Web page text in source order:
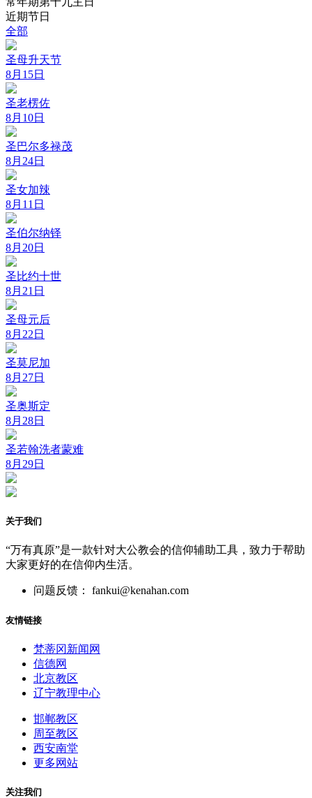
近期节日
全部
圣母升天节
8月15日
圣老楞佐
8月10日
圣巴尔多禄茂
8月24日
圣女加辣
8月11日
圣伯尔纳铎
8月20日
圣比约十世
8月21日
圣母元后
8月22日
圣莫尼加
8月27日
圣奥斯定
8月28日
圣若翰洗者蒙难
8月29日
关于我们
“万有真原”是一款针对大公教会的信仰辅助工具，致力于帮助
大家更好的在信仰内生活。
问题反馈： fankui@kenahan.com
友情链接
梵蒂冈新闻网
信德网
北京教区
辽宁教理中心
邯郸教区
周至教区
西安南堂
更多网站
关注我们